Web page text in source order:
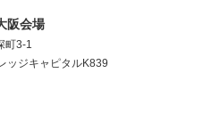
阪会場
町3-1
ジキャピタルK839